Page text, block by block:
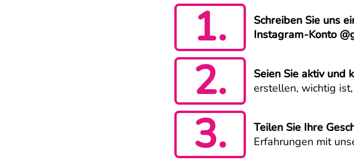
1. Schreiben Sie uns
Instagram-Konto
2. Seien Sie aktiv und
erstellen, wichtig
3. Teilen Sie Ihre
Erfahrungen mit